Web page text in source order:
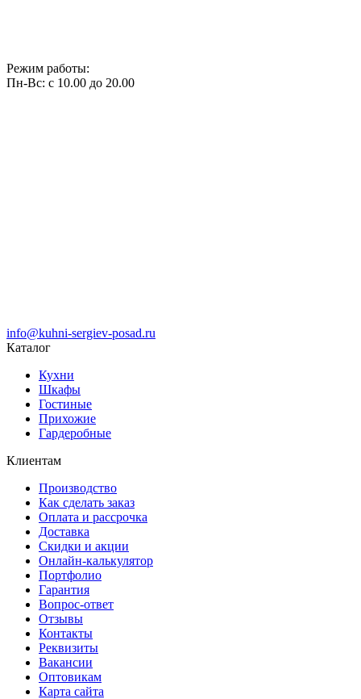
Режим работы:
Пн-Вс: с 10.00 до 20.00
info@kuhni-sergiev-posad.ru
Каталог
Кухни
Шкафы
Гостиные
Прихожие
Гардеробные
Клиентам
Производство
Как сделать заказ
Оплата и рассрочка
Доставка
Скидки и акции
Онлайн-калькулятор
Портфолио
Гарантия
Вопрос-ответ
Отзывы
Контакты
Реквизиты
Вакансии
Оптовикам
Карта сайта